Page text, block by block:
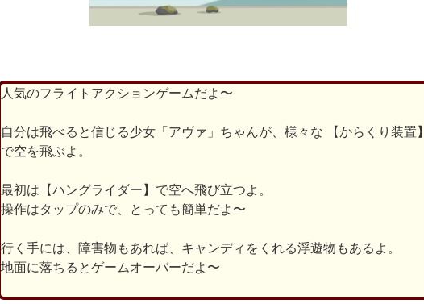
人気のフライトアクションゲームだよ〜
自分は飛べると信じる少女「アヴァ」ちゃんが、様々な 【からくり装置】
で空を飛ぶよ。
最初は【ハングライダー】で空へ飛び立つよ。
操作はタップのみで、とっても簡単だよ〜
行く手には、障害物もあれば、キャンディをくれる浮遊物もあるよ。
地面に落ちるとゲームオーバーだよ〜